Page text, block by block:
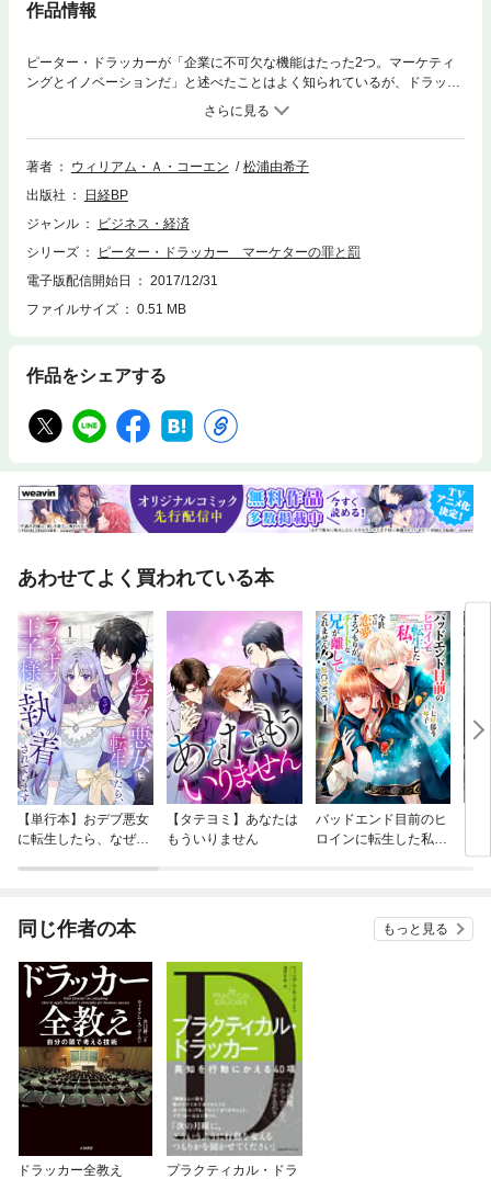
作品情報
ピーター・ドラッカーが「企業に不可欠な機能はたった2つ。マーケティ
ングとイノベーションだ」と述べたことはよく知られているが、ドラッカ
ー自身がマーケティングに関する著作や系統だった論文を残さなかったた
め、その具体的な考え方を理解する人は少ない。本書はドラッカーの教え
子だったビル・コーエンが膨大な数の論文や寄稿、講義記録をつぶさに調
べ上げ、マーケティングに対するドラッカーの見解を体系的にまとめた1
だけでなく、現代的な意味をより明瞭にするため、企業事例をふんだんに
盛り込んで、読者に分かりやすく、面白く解説している。
著者 ウィリアム・Ａ・コーエン
松浦由希子
出版社
日経BP
ジャンル
ビジネス・経済
シリーズ
ピーター・ドラッカー マーケターの罪と罰
電子版配信開始日
2017/12/31
ファイルサイズ
0.51 MB
作品をシェアする
あわせてよく買われている本
【単行本】おデブ悪女
に転生したら、なぜか
【タテヨミ】あなたは
もういりません
バッドエンド目前のヒ
ロインに転生した私、
同じ作者の本 もっと見る
ドラッカー全教え
プラクティカル・ドラ